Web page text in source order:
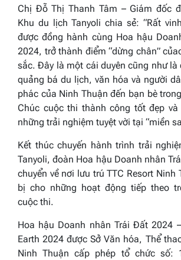
Chị Đỗ Thị Thanh Tâm – Giám đốc
Khu du lịch Tanyoli chia sẻ: “Rất
được đồng hành cùng Hoa hậu
2024, trở thành điểm “dừng chân”
sắc. Đây là một cái duyên cũng như là
quảng bá du lịch, văn hóa và người
phác của Ninh Thuận đến bạn bè
Chúc cuộc thi thành công tốt đẹp
những trải nghiệm tuyệt vời tại “miền
Kết thúc chuyến hành trình trải
Tanyoli, đoàn Hoa hậu Doanh nhân
chuyển về nơi lưu trú TTC Resort Ninh
bị cho những hoạt động tiếp theo
cuộc thi.
Hoa hậu Doanh nhân Trái Đất 2024
Earth 2024 được Sở Văn hóa, Thể
Ninh Thuận cấp phép tổ chức số: